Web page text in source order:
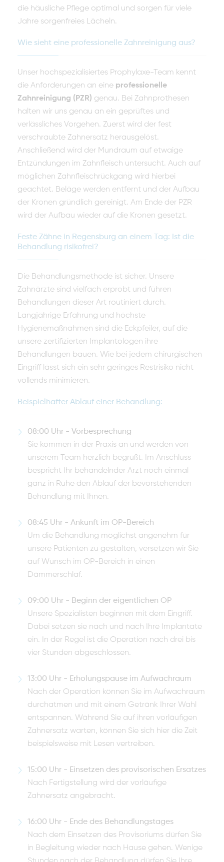
die häusliche Pflege optimal und sorgen für viele
Jahre sorgenfreies Lächeln.
Wie sieht eine professionelle Zahnreinigung aus?
Unser hochspezialisiertes Prophylaxe-Team kennt
die Anforderungen an eine professionelle
Zahnreinigung (PZR) genau. Bei Zahnprothesen
halten wir uns genau an ein geprüftes und
verlässliches Vorgehen. Zuerst wird der fest
verschraubte Zahnersatz herausgelöst.
Anschließend wird der Mundraum auf etwaige
Entzündungen im Zahnfleisch untersucht. Auch auf
möglichen Zahnfleischrückgang wird hierbei
geachtet. Beläge werden entfernt und der Aufbau
der Kronen gründlich gereinigt. Am Ende der PZR
wird der Aufbau wieder auf die Kronen gesetzt.
Feste Zähne in Regensburg an einem Tag: Ist die
Behandlung risikofrei?
Die Behandlungsmethode ist sicher. Unsere
Zahnärzte sind vielfach erprobt und führen
Behandlungen dieser Art routiniert durch.
Langjährige Erfahrung und höchste
Hygienemaßnahmen sind die Eckpfeiler, auf die
unsere zertifizierten Implantologen ihre
Behandlungen bauen. Wie bei jedem chirurgischen
Eingriff lässt sich ein sehr geringes Restrisiko nicht
vollends minimieren.
Beispielhafter Ablauf einer Behandlung:
08:00 Uhr - Vorbesprechung
Sie kommen in der Praxis an und werden von
unserem Team herzlich begrüßt. Im Anschluss
bespricht Ihr behandelnder Arzt noch einmal
ganz in Ruhe den Ablauf der bevorstehenden
Behandlung mit Ihnen.
08:45 Uhr - Ankunft im OP-Bereich
Um die Behandlung möglichst angenehm für
unsere Patienten zu gestalten, versetzen wir Sie
auf Wunsch im OP-Bereich in einen
Dämmerschlaf.
09:00 Uhr - Beginn der eigentlichen OP
Unsere Spezialisten beginnen mit dem Eingriff.
Dabei setzen sie nach und nach Ihre Implantate
ein. In der Regel ist die Operation nach drei bis
vier Stunden abgeschlossen.
13:00 Uhr - Erholungspause im Aufwachraum
Nach der Operation können Sie im Aufwachraum
durchatmen und mit einem Getränk Ihrer Wahl
entspannen. Während Sie auf ihren vorläufigen
Zahnersatz warten, können Sie sich hier die Zeit
beispielsweise mit Lesen vertreiben.
15:00 Uhr - Einsetzen des provisorischen Ersatzes
Nach Fertigstellung wird der vorläufige
Zahnersatz angebracht.
16:00 Uhr - Ende des Behandlungstages
Nach dem Einsetzen des Provisoriums dürfen Sie
in Begleitung wieder nach Hause gehen. Wenige